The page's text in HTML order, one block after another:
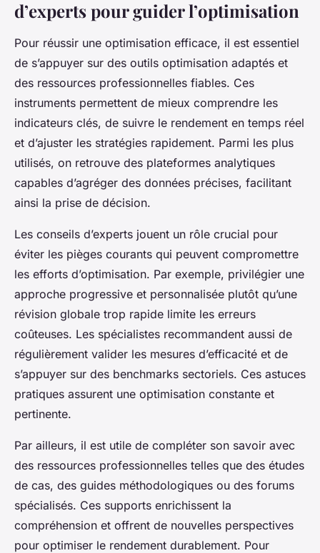
d’experts pour guider l’optimisation
Pour réussir une optimisation efficace, il est essentiel
de s’appuyer sur des outils optimisation adaptés et
des ressources professionnelles fiables. Ces
instruments permettent de mieux comprendre les
indicateurs clés, de suivre le rendement en temps réel
et d’ajuster les stratégies rapidement. Parmi les plus
utilisés, on retrouve des plateformes analytiques
capables d’agréger des données précises, facilitant
ainsi la prise de décision.
Les conseils d’experts jouent un rôle crucial pour
éviter les pièges courants qui peuvent compromettre
les efforts d’optimisation. Par exemple, privilégier une
approche progressive et personnalisée plutôt qu’une
révision globale trop rapide limite les erreurs
coûteuses. Les spécialistes recommandent aussi de
régulièrement valider les mesures d’efficacité et de
s’appuyer sur des benchmarks sectoriels. Ces astuces
pratiques assurent une optimisation constante et
pertinente.
Par ailleurs, il est utile de compléter son savoir avec
des ressources professionnelles telles que des études
de cas, des guides méthodologiques ou des forums
spécialisés. Ces supports enrichissent la
compréhension et offrent de nouvelles perspectives
pour optimiser le rendement durablement. Pour